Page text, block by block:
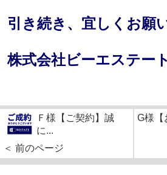
引き続き、宜しくお願
株式会社ビーエステート
Ｆ様【ご契約】誠
に...
＜ 前のページ
G様【